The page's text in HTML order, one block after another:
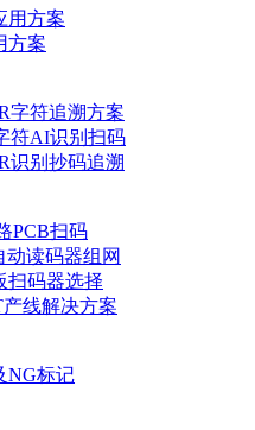
用方案
方案
字符追溯方案
符AI识别扫码
识别抄码追溯
PCB扫码
动读码器组网
扫码器选择
线解决方案
NG标记